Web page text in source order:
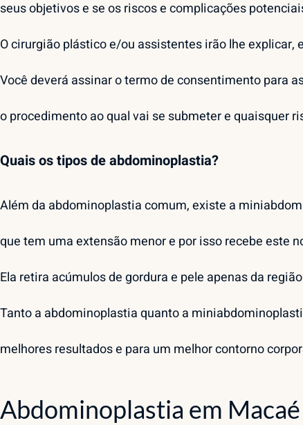
seus objetivos e se os riscos e complicações
O cirurgião plástico e/ou assistentes irão lhe explicar,
Você deverá assinar o termo de consentimento para
o procedimento ao qual vai se submeter e quaisquer
Quais os tipos de abdominoplastia?
Além da abdominoplastia comum, existe a
que tem uma extensão menor e por isso recebe este
Ela retira acúmulos de gordura e pele apenas da
Tanto a abdominoplastia quanto a
melhores resultados e para um melhor contorno
Abdominoplastia em Macaé